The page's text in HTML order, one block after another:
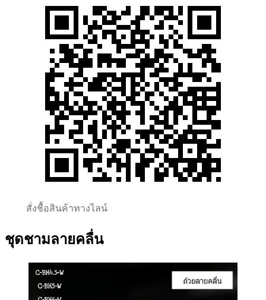
สั่งชื้อสินค้าทางไลน์
ชุดชามลายคลื่น